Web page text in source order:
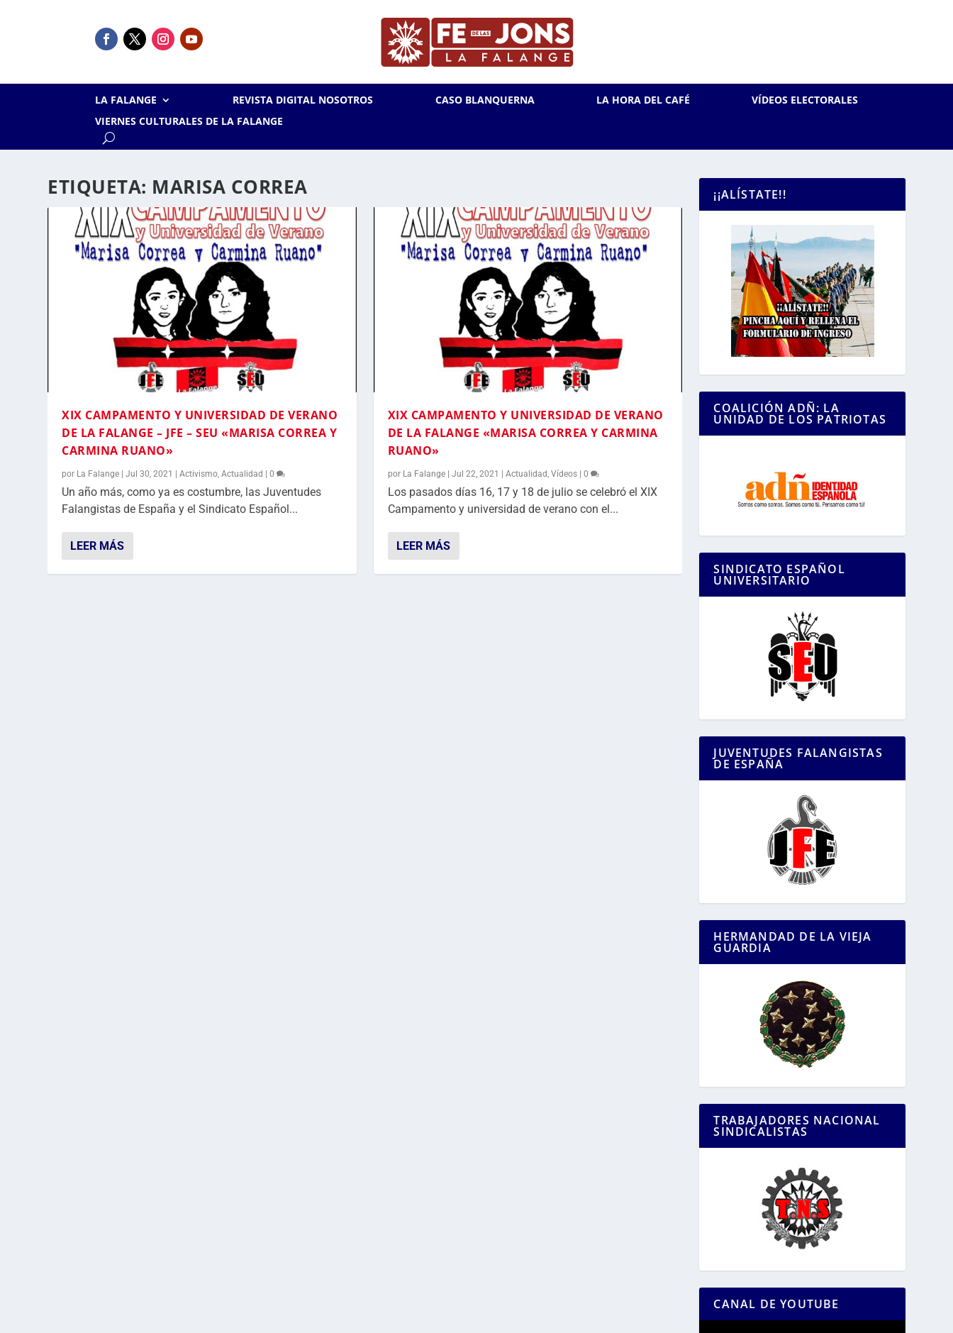
LA FALANGE REVISTA DIGITAL NOSOTROS CASO BLANQUERNA LA HORA DEL CAFÉ
VÍDEOS ELECTORALES
VIERNES CULTURALES DE LA FALANGE
ETIQUETA: MARISA CORREA
XIX CAMPAMENTO Y UNIVERSIDAD DE VERANO
DE LA FALANGE – JFE – SEU «MARISA CORREA Y
CARMINA RUANO»
por La Falange |Jul 30, 2021 |Activismo,Actualidad |0
Un año más, como ya es costumbre, las Juventudes
Falangistas de España y el Sindicato Español...
LEER MÁS
XIX CAMPAMENTO Y UNIVERSIDAD DE VERANO
DE LA FALANGE «MARISA CORREA Y CARMINA
RUANO»
por La Falange| Jul 22, 2021 Actualidad, Vídeos| 0
Los pasados días 16, 17 y 18 de julio se celebró el XIX
Campamento y universidad de verano con el...
LEER MÁS
¡¡ALÍSTATE!!
COALICIÓN ADÑ: LA
UNIDAD DE LOS PATRIOTAS
SINDICATO ESPAÑOL
UNIVERSITARIO
JUVENTUDES FALANGISTAS
DE ESPAÑA
HERMANDAD DE LA VIEJA
GUARDIA
TRABAJADORES NACIONAL
SINDICALISTAS
CANAL DE YOUTUBE